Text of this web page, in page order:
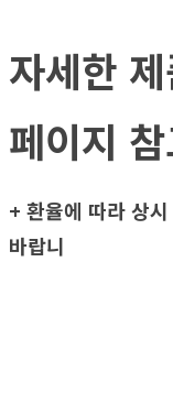
자세한
페이지
+ 환율에 따라 상
바랍니